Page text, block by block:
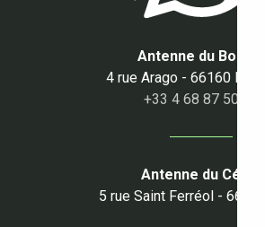
Antenne du Boulou
4 rue Arago - 66160 Le
+33 4 68 87 50 95
Antenne du Céret
5 rue Saint Ferréol - 66400